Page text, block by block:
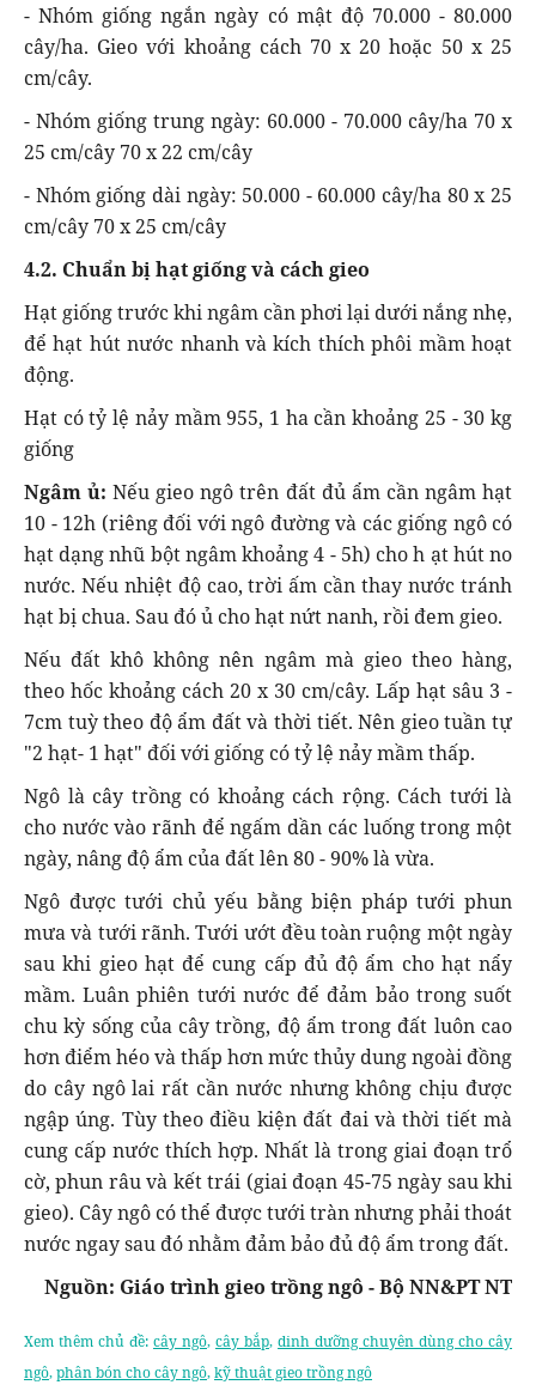
- Nhóm giống ngắn ngày có mật độ 70.000 - 80.000
cây/ha. Gieo với khoảng cách 70 x 20 hoặc 50 x 25
cm/cây.
- Nhóm giống trung ngày: 60.000 - 70.000 cây/ha 70 x
25 cm/cây 70 x 22 cm/cây
- Nhóm giống dài ngày: 50.000 - 60.000 cây/ha 80 x 25
cm/cây 70 x 25 cm/cây
4.2. Chuẩn bị hạt giống và cách gieo
Hạt giống trước khi ngâm cần phơi lại dưới nắng nhẹ,
để hạt hút nước nhanh và kích thích phôi mầm hoạt
động.
Hạt có tỷ lệ nảy mầm 955, 1 ha cần khoảng 25 - 30 kg
giống
Ngâm ủ: Nếu gieo ngô trên đất đủ ẩm cần ngâm hạt
10 - 12h (riêng đối với ngô đường và các giống ngô có
hạt dạng nhũ bột ngâm khoảng 4 - 5h) cho h ạt hút no
nước. Nếu nhiệt độ cao, trời ấm cần thay nước tránh
hạt bị chua. Sau đó ủ cho hạt nứt nanh, rồi đem gieo.
Nếu đất khô không nên ngâm mà gieo theo hàng,
theo hốc khoảng cách 20 x 30 cm/cây. Lấp hạt sâu 3 -
7cm tuỳ theo độ ẩm đất và thời tiết. Nên gieo tuần tự
"2 hạt- 1 hạt" đối với giống có tỷ lệ nảy mầm thấp.
Ngô là cây trồng có khoảng cách rộng. Cách tưới là
cho nước vào rãnh để ngấm dần các luống trong một
ngày, nâng độ ẩm của đất lên 80 - 90% là vừa.
Ngô được tưới chủ yếu bằng biện pháp tưới phun
mưa và tưới rãnh. Tưới ướt đều toàn ruộng một ngày
sau khi gieo hạt để cung cấp đủ độ ẩm cho hạt nẩy
mầm. Luân phiên tưới nước để đảm bảo trong suốt
chu kỳ sống của cây trồng, độ ẩm trong đất luôn cao
hơn điểm héo và thấp hơn mức thủy dung ngoài đồng
do cây ngô lai rất cần nước nhưng không chịu được
ngập úng. Tùy theo điều kiện đất đai và thời tiết mà
cung cấp nước thích hợp. Nhất là trong giai đoạn trổ
cờ, phun râu và kết trái (giai đoạn 45-75 ngày sau khi
gieo). Cây ngô có thể được tưới tràn nhưng phải thoát
nước ngay sau đó nhằm đảm bảo đủ độ ẩm trong đất.
Nguồn: Giáo trình gieo trồng ngô - Bộ NN&PT NT
Xem thêm chủ đề: cây ngô, cây bắp, dinh dưỡng chuyên dùng cho cây
ngô,phân bón cho cây ngô,kỹ thuật gieo trồng ngô